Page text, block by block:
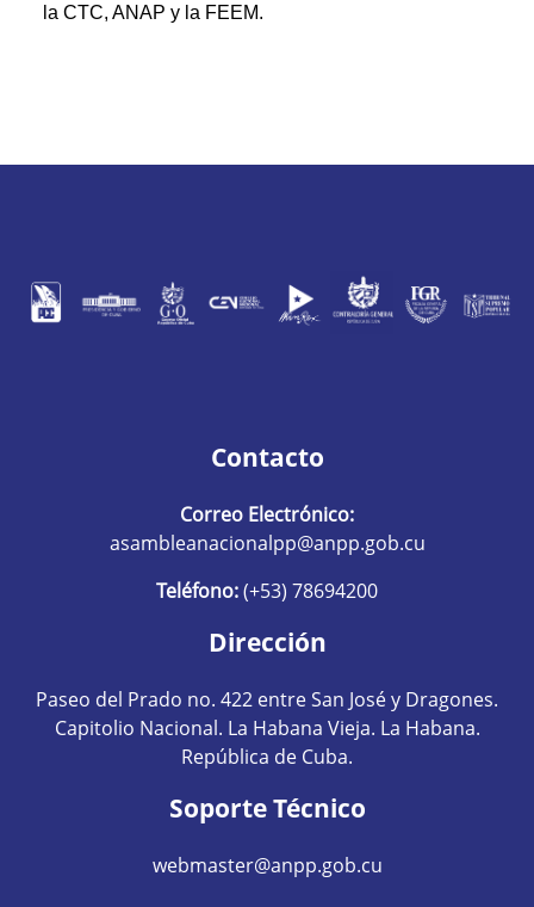
la CTC, ANAP y la FEEM.
Contacto
Correo Electrónico:
asambleanacionalpp@anpp.gob.cu
Teléfono:(+53) 78694200
Dirección
Paseo del Prado no. 422 entre San José y Dragones.
Capitolio Nacional. La Habana Vieja. La Habana.
República de Cuba.
Soporte Técnico
webmaster@anpp.gob.cu